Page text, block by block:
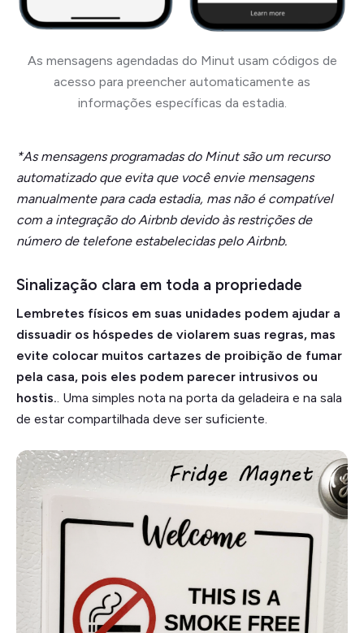
As mensagens agendadas do Minut usam códigos de
acesso para preencher automaticamente as
informações específicas da estadia.
*As mensagens programadas do Minut são um recurso
automatizado que evita que você envie mensagens
manualmente para cada estadia, mas não é compatível
com a integração do Airbnb devido às restrições de
número de telefone estabelecidas pelo Airbnb.
Sinalização clara em toda a propriedade
Lembretes físicos em suas unidades podem ajudar a
dissuadir os hóspedes de violarem suas regras, mas
evite colocar muitos cartazes de proibição de fumar
pela casa, pois eles podem parecer intrusivos ou
hostis. . Uma simples nota na porta da geladeira e na sala
de estar compartilhada deve ser suficiente.